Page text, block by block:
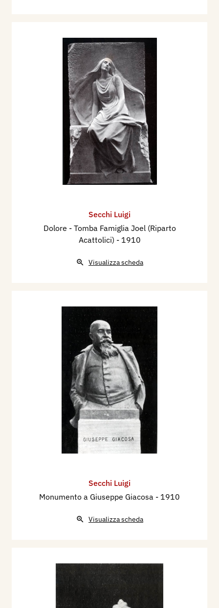
Secchi Luigi
Dolore - Tomba Famiglia Joel (Riparto
Acattolici) - 1910
Visualizza scheda
Secchi Luigi
Monumento a Giuseppe Giacosa - 1910
Visualizza scheda